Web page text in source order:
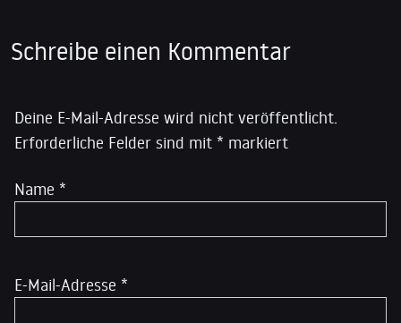
Schreibe einen Kommentar
Deine E-Mail-Adresse wird nicht veröffentlicht.
Erforderliche Felder sind mit * markiert
Name *
E-Mail-Adresse *